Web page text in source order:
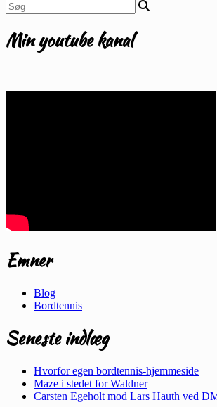
Min youtube kanal
Emner
Blog
Bordtennis
Seneste indlæg
Hvorfor egen bordtennis-hjemmeside
Maze i stedet for Waldner
Carsten Egeholt mod Lars Hauth ved